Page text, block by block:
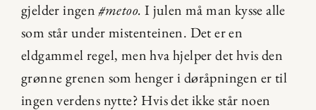
gjelder ingen #metoo. I julen må man kysse alle
som står under mistenteinen. Det er en
eldgammel regel, men hva hjelper det hvis den
grønne grenen som henger i døråpningen er til
ingen verdens nytte? Hvis det ikke står noen